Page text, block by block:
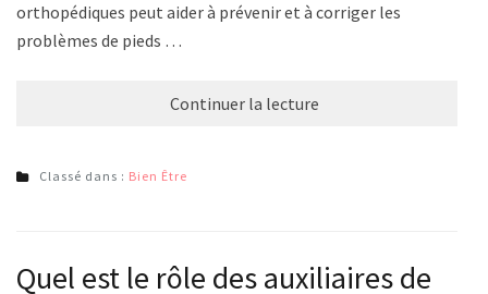
orthopédiques peut aider à prévenir et à corriger les
problèmes de pieds …
Continuer la lecture
Classé dans : Bien Être
Quel est le rôle des auxiliaires de